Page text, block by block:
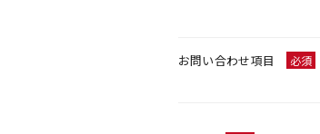
お問い合わせ項目 必須